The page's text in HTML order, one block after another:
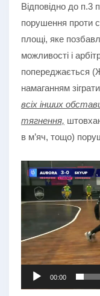
Відповідно до
порушення проти
площі, яке
можливості і
попереджається
намаганням
всіх інших
тягнення,
в м’яч, тощо)
Відеопрогравач
00:00